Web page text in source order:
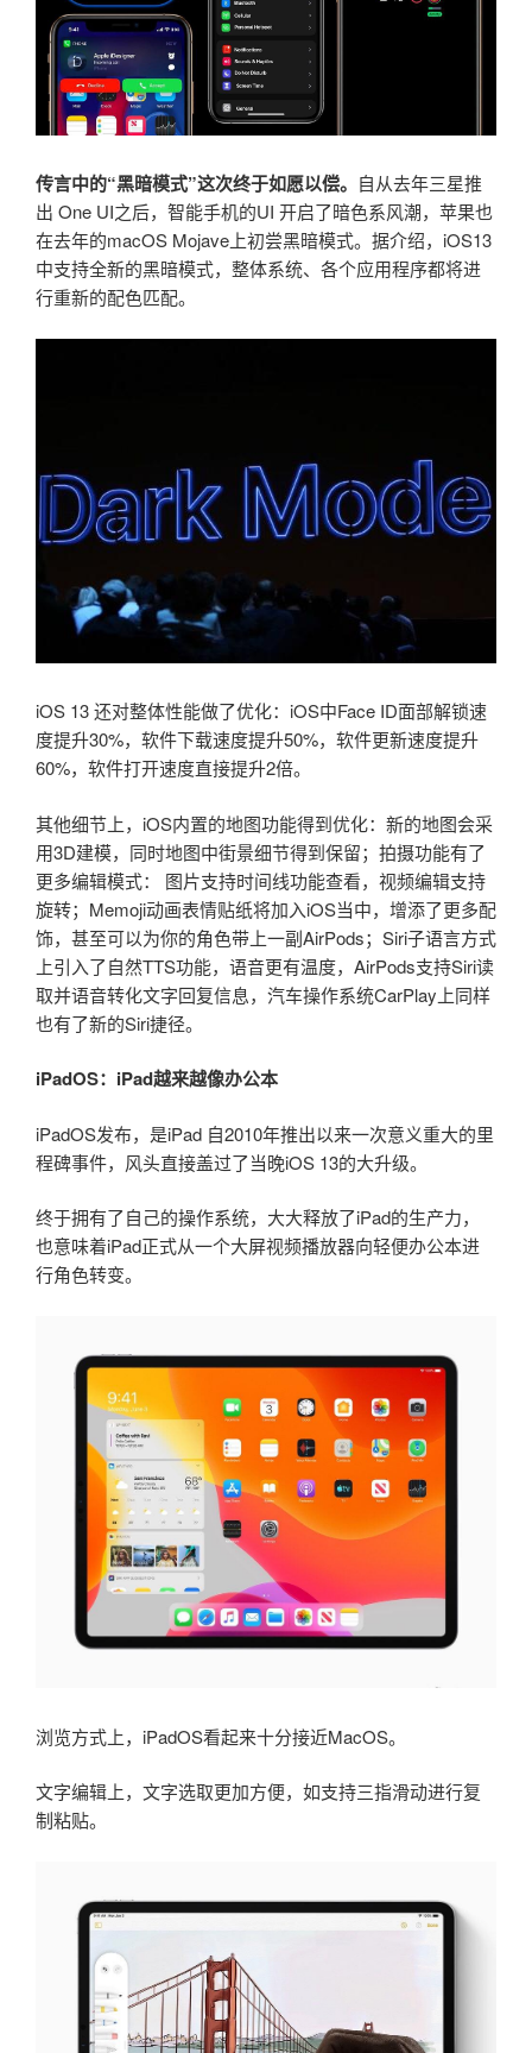
传言中的“黑暗模式”这次终于如愿以偿。 自从去年三星推
出 One UI之后，智能手机的UI 开启了暗色系风潮，苹果也
在去年的macOS Mojave上初尝黑暗模式。据介绍，iOS13
中支持全新的黑暗模式，整体系统、各个应用程序都将进
行重新的配色匹配。
iOS 13 还对整体性能做了优化：iOS中Face ID面部解锁速
度提升30%，软件下载速度提升50%，软件更新速度提升
60%，软件打开速度直接提升2倍。
其他细节上，iOS内置的地图功能得到优化：新的地图会采
用3D建模，同时地图中街景细节得到保留；拍摄功能有了
更多编辑模式： 图片支持时间线功能查看，视频编辑支持
旋转；Memoji动画表情贴纸将加入iOS当中，增添了更多配
饰，甚至可以为你的角色带上一副AirPods；Siri子语言方式
上引入了自然TTS功能，语音更有温度，AirPods支持Siri读
取并语音转化文字回复信息，汽车操作系统CarPlay上同样
也有了新的Siri捷径。
iPadOS：iPad越来越像办公本
iPadOS发布，是iPad 自2010年推出以来一次意义重大的里
程碑事件，风头直接盖过了当晚iOS 13的大升级。
终于拥有了自己的操作系统，大大释放了iPad的生产力，
也意味着iPad正式从一个大屏视频播放器向轻便办公本进
行角色转变。
浏览方式上，iPadOS看起来十分接近MacOS。
文字编辑上，文字选取更加方便，如支持三指滑动进行复
制粘贴。